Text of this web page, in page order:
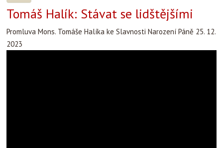
Tomáš Halík: Stávat se lidštějšími
Promluva Mons. Tomáše Halíka ke Slavnosti Narození Páně 25. 12.
2023